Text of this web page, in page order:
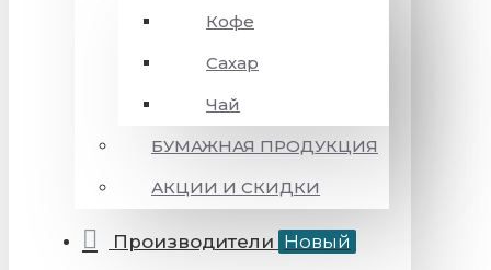
Кофе
Сахар
Чай
БУМАЖНАЯ ПРОДУКЦИЯ
АКЦИИ И СКИДКИ
Производители Новый